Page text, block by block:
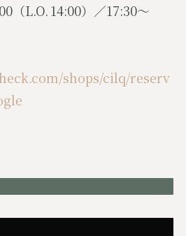
（L.O. 14:00）／17:30〜
shops/cilq/reserv